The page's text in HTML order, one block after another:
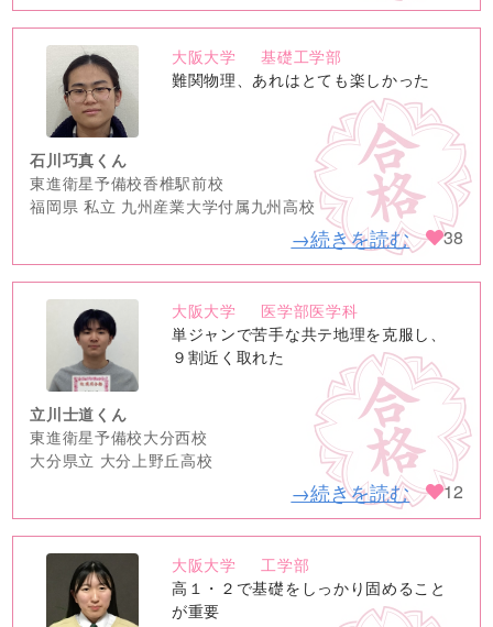
no
image
大阪大学
基礎工学部
難関物理、あれはとても楽しかった
石川巧真くん
東進衛星予備校香椎駅前校
福岡県 私立 九州産業大学付属九州高校
→続きを読む 38
no
image
大阪大学
医学部医学科
単ジャンで苦手な共テ地理を克服し、
９割近く取れた
立川士道くん
東進衛星予備校大分西校
大分県立 大分上野丘高校
→続きを読む 12
no
image
大阪大学
工学部
高１・２で基礎をしっかり固めること
が重要